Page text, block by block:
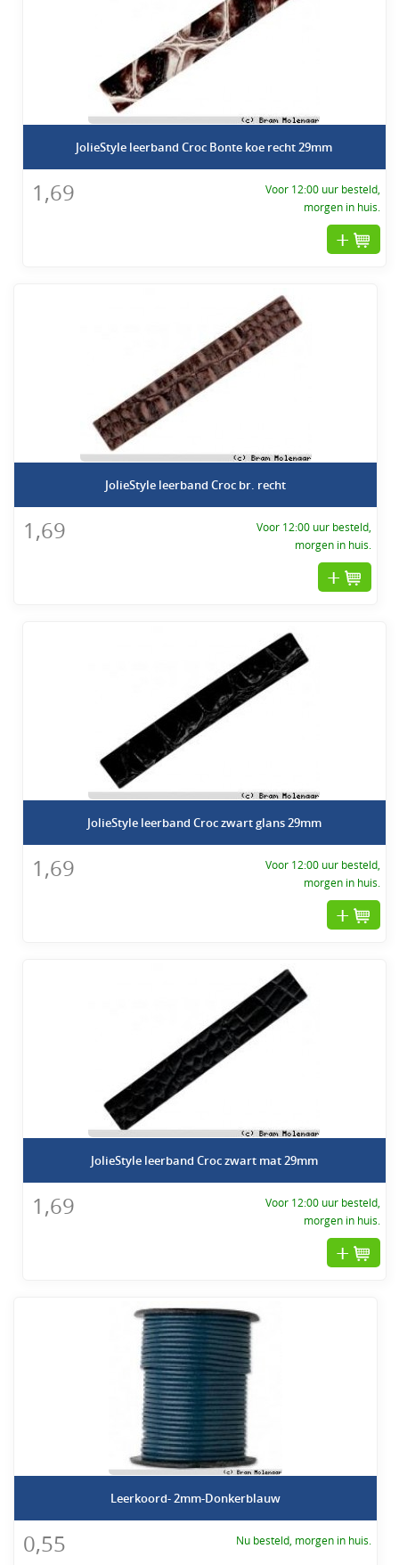
JolieStyle leerband Croc Bonte koe recht 29mm
1,69
Voor 12:00 uur besteld,
morgen in huis.
JolieStyle leerband Croc br. recht
1,69
Voor 12:00 uur besteld,
morgen in huis.
JolieStyle leerband Croc zwart glans 29mm
1,69
Voor 12:00 uur besteld,
morgen in huis.
JolieStyle leerband Croc zwart mat 29mm
1,69
Voor 12:00 uur besteld,
morgen in huis.
Leerkoord- 2mm-Donkerblauw
0,55 Nu besteld, morgen in huis.